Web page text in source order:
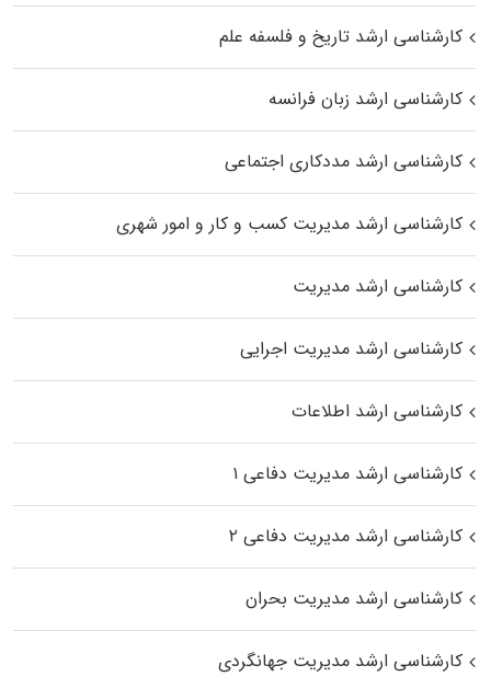
کارشناسی ارشد تاریخ و فلسفه علم
کارشناسی ارشد زبان فرانسه
کارشناسی ارشد مددکاری اجتماعی
کارشناسی ارشد مدیریت کسب و کار و امور شهری
کارشناسی ارشد مدیریت
کارشناسی ارشد مدیریت اجرایی
کارشناسی ارشد اطلاعات
کارشناسی ارشد مدیریت دفاعی ۱
کارشناسی ارشد مدیریت دفاعی ۲
کارشناسی ارشد مدیریت بحران
کارشناسی ارشد مدیریت جهانگردی